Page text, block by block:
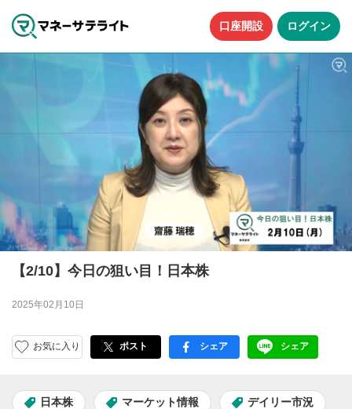
口座開設 ログイン
【2/10】今日の狙い目！日本株
2025年02月10日
お気に入り ポスト facebook
シェア LINE
シェア
日本株 マーケット情報 デイリー市況